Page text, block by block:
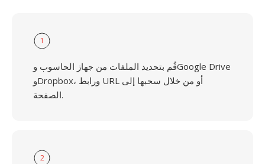
1
قُم بتحديد الملفات من جهاز الحاسوب وGoogle Drive
وDropbox، ورابط URL أو من خلال سحبها إلى
الصفحة.
2